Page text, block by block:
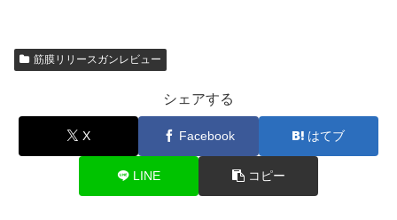
筋膜リリースガンレビュー
シェアする
X Facebook はてブ
LINE コピー